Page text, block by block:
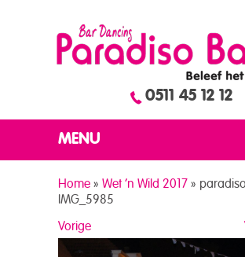
0511 45 12 12
MENU
Home » Wet ’n Wild 2017 »
IMG_5985
Vorige